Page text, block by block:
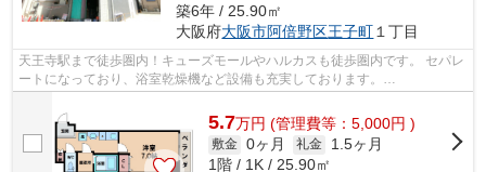
築6年 / 25.90㎡
大阪府大阪市阿倍野区王子町 １丁目
天王寺駅まで徒歩圏内！キューズモールやハルカスも徒歩圏内です。 セパレ
ートになっており、浴室乾燥機など設備も充実しております。
■□■□■□■□■□■□■□■□■□■□■□■□■□■□■□■□■□■□■□■□ ご...
5.7万円 (管理費等：5,000円 )
敷金 0ヶ月 礼金
1.5ヶ月
1階 / 1K / 25.90㎡